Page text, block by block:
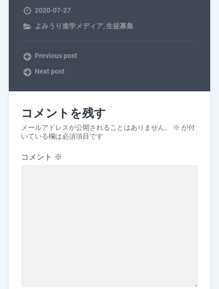
2020-07-27
よみうり進学メディア,生徒募集
Previous post
Next post
コメントを残す
メールアドレスが公開されることはありません。 ※ が付
いている欄は必須項目です
コメント ※